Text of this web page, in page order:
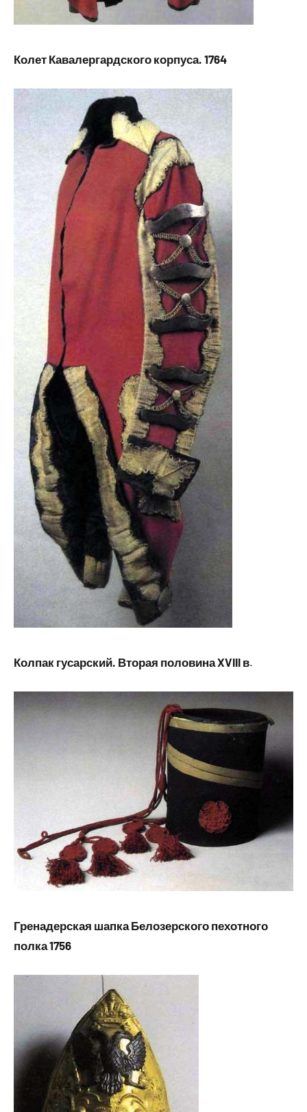
Колет Кавалергардского корпуса. 1764
Колпак гусарский. Вторая половина XVIII в.
Гренадерская шапка Белозерского пехотного
полка 1756